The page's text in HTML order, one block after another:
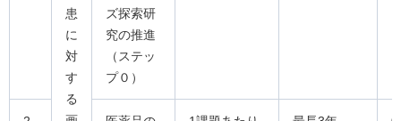
患
に
対
す
る
ズ探索研
究の推進
（ステッ
プ０）